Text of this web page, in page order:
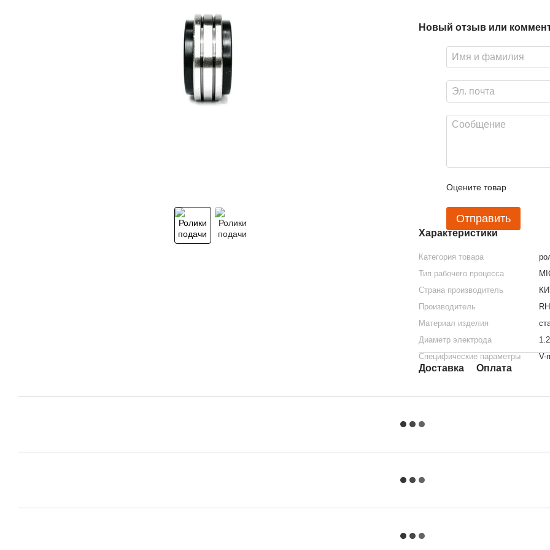
Новый отзыв или
Оцените товар
Отправить
Характеристики
Категория товара
Тип рабочего процесса
Страна производитель
Производитель
Материал изделия
Диаметр электрода
1.2
Специфические параметры
V-
Доставка Оплата